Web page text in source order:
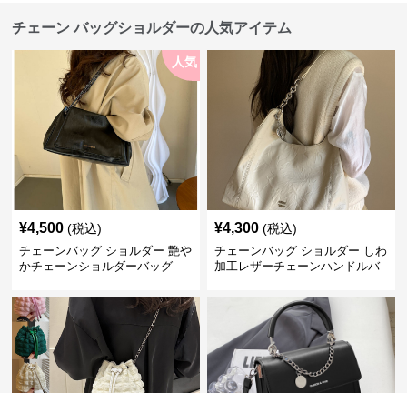
チェーン バッグショルダーの人気アイテム
人気
¥4,500 (税込)
チェーンバッグ ショルダー 艶や
かチェーンショルダーバッグ
¥4,300 (税込)
チェーンバッグ ショルダー しわ
加工レザーチェーンハンドルバ